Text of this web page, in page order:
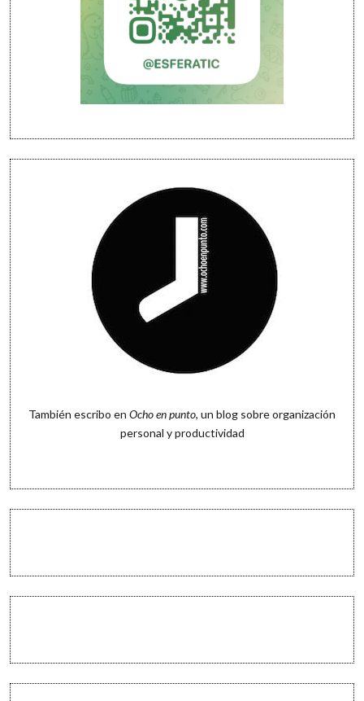
También escribo en Ocho en punto, un blog sobre organización
personal y productividad